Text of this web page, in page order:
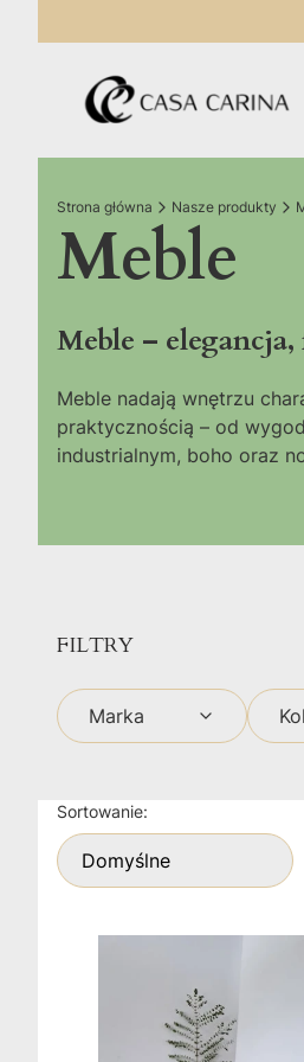
Strona główna Nasze produkty
Meble
Meble –
Meble nadają wnętrzu
praktycznością – od
industrialnym, boho oraz
FILTRY
Marka
Lista
Sortowanie:
Domyślne